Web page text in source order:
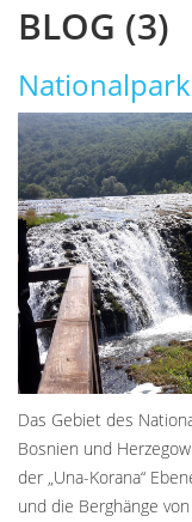
BLOG (3)
Das Gebiet des
Bosnien und
der „Una-Korana“
und die Berghänge von